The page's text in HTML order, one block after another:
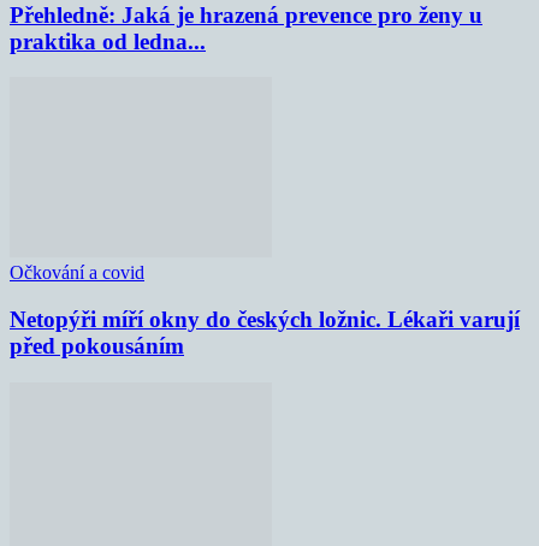
Přehledně: Jaká je hrazená prevence pro ženy u
praktika od ledna...
Očkování a covid
Netopýři míří okny do českých ložnic. Lékaři varují
před pokousáním